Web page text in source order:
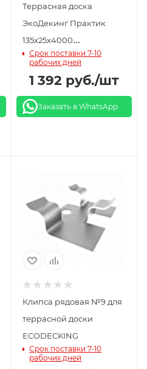
Террасная доска
ЭкоДекинг Практик
135x25x4000
шлифованное тиснение/
брашированный
вельвет серый
Срок поставки 7-10
рабочих дней
1 392 руб./шт
Заказать в WhatsApp
Клипса рядовая №9 для
террасной доски
ECODECKING
Срок поставки 7-10
рабочих дней